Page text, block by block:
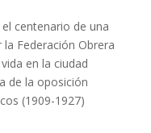
centenario de una
Federación Obrera
en la ciudad
de la oposición
(1909-1927)